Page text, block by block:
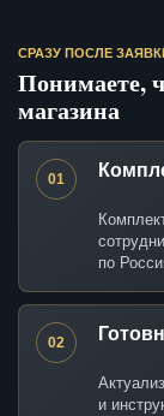
СРАЗУ ПОСЛЕ
Понимаете,
магазина
01
по
02
и